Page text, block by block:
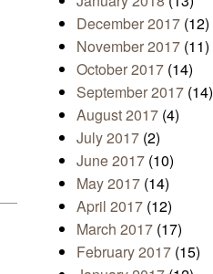
December 2017 (12)
November 2017 (11)
October 2017 (14)
September 2017 (14)
August 2017 (4)
July 2017 (2)
June 2017 (10)
May 2017 (14)
April 2017 (12)
March 2017 (17)
February 2017 (15)